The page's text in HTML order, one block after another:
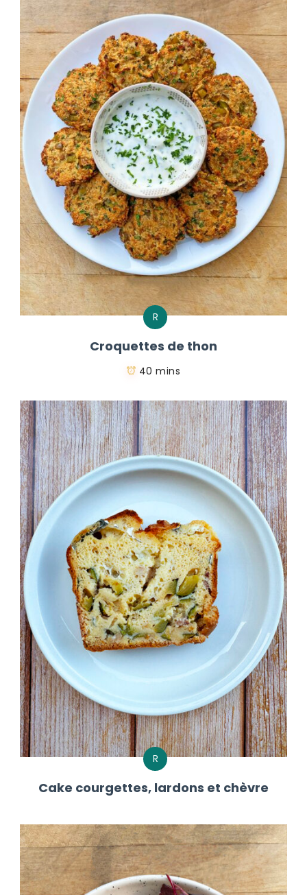
R
Croquettes de thon
40 mins
R
Cake courgettes, lardons et chèvre